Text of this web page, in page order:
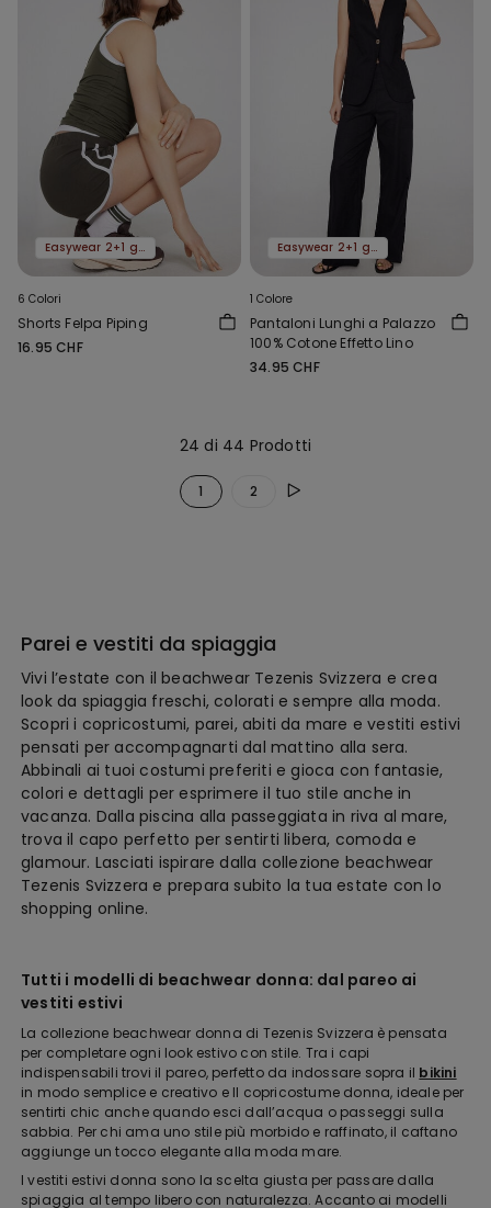
Easywear 2+1 gratis
6 Colori
Shorts Felpa Piping
16.95 CHF
Easywear 2+1 gratis
1 Colore
Pantaloni Lunghi a Palazzo
100% Cotone Effetto Lino
34.95 CHF
24 di 44 Prodotti
1 2
Parei e vestiti da spiaggia
Vivi l’estate con il beachwear Tezenis Svizzera e crea
look da spiaggia freschi, colorati e sempre alla moda.
Scopri i copricostumi, parei, abiti da mare e vestiti estivi
pensati per accompagnarti dal mattino alla sera.
Abbinali ai tuoi costumi preferiti e gioca con fantasie,
colori e dettagli per esprimere il tuo stile anche in
vacanza. Dalla piscina alla passeggiata in riva al mare,
trova il capo perfetto per sentirti libera, comoda e
glamour. Lasciati ispirare dalla collezione beachwear
Tezenis Svizzera e prepara subito la tua estate con lo
shopping online.
Tutti i modelli di beachwear donna: dal pareo ai
vestiti estivi
La collezione beachwear donna di Tezenis Svizzera è pensata
per completare ogni look estivo con stile. Tra i capi
indispensabili trovi il pareo, perfetto da indossare sopra il bikini
in modo semplice e creativo e Il copricostume donna, ideale per
sentirti chic anche quando esci dall’acqua o passeggi sulla
sabbia. Per chi ama uno stile più morbido e raffinato, il caftano
aggiunge un tocco elegante alla moda mare.
I vestiti estivi donna sono la scelta giusta per passare dalla
spiaggia al tempo libero con naturalezza. Accanto ai modelli